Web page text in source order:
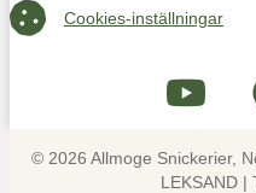
Cookies-inställningar
Cookies-inställningar
© 2026 Allmoge Snickerier,
LEKSAND |